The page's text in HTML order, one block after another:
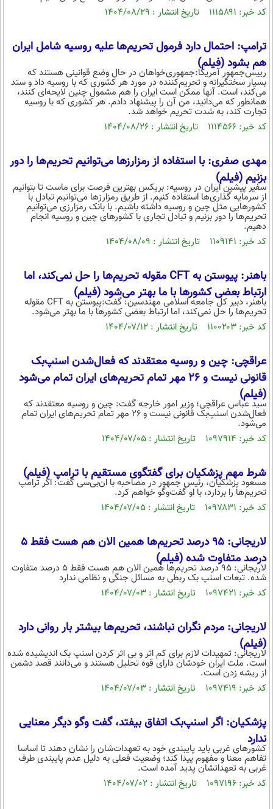
کد خبر: ۱۱۱۵۸۹۱ تاریخ انتشار : ۱۴۰۴/۰۸/۲۹
ترامپ: احتمال دارد فرمول تحریم‌ها علیه روسیه شامل ایران
هم بشود (فیلم)
رییس‌جمهور آمریکا:جمهوری‌خواهان در حال وضع قوانینی هستند که
بسیار سختگیرانه و تحریم‌کننده در مورد هر کشوری که با روسیه داد و ستد
می‌کند، است. آنها ممکن است ایران را هم مشمول چنین لایحه‌ای کنند،
همانطور که می‌دانید، من آن را پیشنهاد دادم. هر کشوری که با روسیه
تجارت کند، به شدت تحریم خواهد شد.
کد خبر: ۱۱۱۴۵۶۶ تاریخ انتشار : ۱۴۰۴/۰۸/۲۶
مهدی صفری: با استفاده از رمزارز‌ها می‌توانیم تحریم‌ها را دور
بزنیم (فیلم)
سفیر پیشین ایران در روسیه: بریکس بهترین فرصت برای ماست تا بتوانیم
از سرمایه گذاری‌ها استفاده کنیم. از طریق رمزارز‌ها می‌توانیم تبادل با
کشور‌هایی مثل چین و روسیه داشته باشیم. با بانک رمزارزی می‌توانیم
تحریم‌ها را دور بزنیم و تبادل تجاری با کشور‌های چین و روسیه انجام
دهیم.
کد خبر: ۱۱۰۹۱۴۱ تاریخ انتشار : ۱۴۰۴/۰۸/۰۹
باهنر: پیوستن به CFT مقوله تحریم‌ها را حل نمی‌کند، اما
ارتباط بعضی کشور‌ها با ما بهتر می‌شود (فیلم)
باهنر، دبیر کل جامعه اسلامی مهندسین: گفت:پیوستن به CFT مقوله
تحریم‌ها را حل نمی‌کند، اما ارتباط بعضی کشور‌ها با ما بهتر می‌شود.
کد خبر: ۱۱۰۰۲۰۳ تاریخ انتشار : ۱۴۰۴/۰۷/۱۲
عراقچی: چین و روسیه معتقدند که فعال‌شدن اسنپ‌بک
قانونی نیست و ۲۶ مهر تمام تحریم‌های ایران تمام می‌شود
(فیلم)
سید عباس عراقچی؛ وزیر امور خارجه گفت: چین و روسیه معتقدند که
فعال‌شدن اسنپ‌بک قانونی نیست و ۲۶ مهر تمام تحریم‌های ایران تمام
می‌شود.
کد خبر: ۱۰۹۷۹۱۴ تاریخ انتشار : ۱۴۰۴/۰۷/۰۵
شرط مهم پزشکیان برای گفتگوی مستقیم با ترامپ (فیلم)
مسعود پزشکیان، رئیس جمهور در مصاحبه با ان‌بی‌سی گفت: اگر ترامپ
تحریم‌ها را بردارد، با او گفت‌و‌گو خواهم کرد.
کد خبر: ۱۰۹۷۸۳۱ تاریخ انتشار : ۱۴۰۴/۰۷/۰۵
لاریجانی: ۹۵ درصد تحریم‌ها همین الان هم هست فقط ۵
درصد متفاوت شده (فیلم)
لاریجانی: ۹۵ درصد تحریم‌ها همین الان هم هست فقط ۵ درصد متفاوت
شده. تبعات اسنپ بک ربطی به مسائل جنگی و نظامی ندارد
کد خبر: ۱۰۹۷۴۲۱ تاریخ انتشار : ۱۴۰۴/۰۷/۰۳
لاریجانی: مردم نگران نباشند، تحریم‌ها بیشتر بار روانی دارد
(فیلم)
لاریجانی: تمهیدات لازم برای کم اثر و بی اثر کردن اسنپ بک اندیشیده شده
است. ملت ایران خودشان دارای قوه تحلیل هستند و می‌دانند قصد دشمن
از ریشه زدن است.
کد خبر: ۱۰۹۷۴۱۹ تاریخ انتشار : ۱۴۰۴/۰۷/۰۳
پزشکیان: اگر اسنپ‌بک اتفاق بیفتد، گفت‌ وگو دیگر معنایی
ندارد
کشورهای غربی باید پایبندی خود به تعهدات‌شان را نشان دهند تا اساسا
تفاهم معنا و مفهوم پیدا کند؛ وضعیت فعلی به دلیل عدم پایبندی طرف
غربی به تعهداتشان پدید آمده است.
کد خبر: ۱۰۹۷۱۹۶ تاریخ انتشار : ۱۴۰۴/۰۷/۰۲